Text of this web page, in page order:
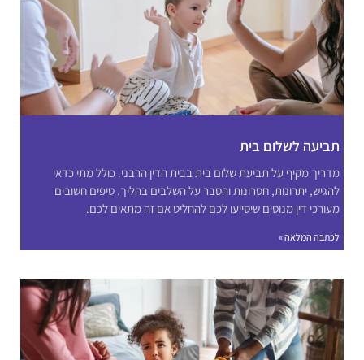
תביעה לשלום בית
מדריך מקיף על תביעת שלום בית בבית הדין הרבני. כולל מתי כדאי
להגיש, יתרונות, חסרונות והסבר על השלבים בהליך. טיפים חשובים
מעורכי דין מנוסים שיסייעו לכם להחליט אם זה מתאים לכם.
לכתבה המלאה »